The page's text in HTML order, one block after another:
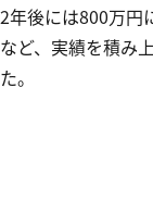
2年後には800万円
など、実績を積み
た。